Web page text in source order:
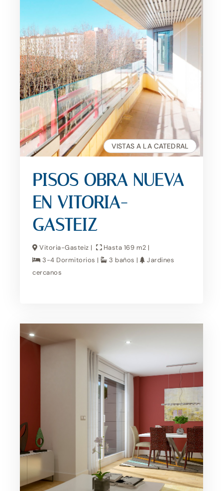
VISTAS A LA CATEDRAL
PISOS OBRA NUEVA
EN VITORIA-
GASTEIZ
Vitoria-Gasteiz |
Hasta 169 m2 |
3-4 Dormitorios |
3 baños |
Jardines
cercanos